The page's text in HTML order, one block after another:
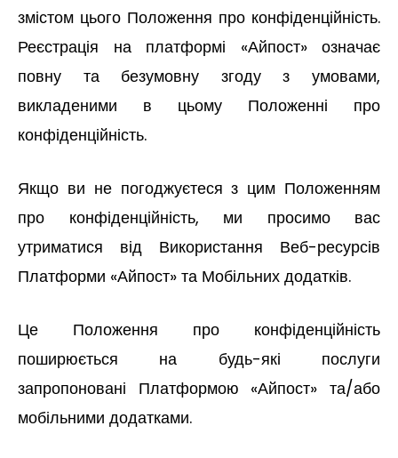
змістом цього Положення про конфіденційність.
Реєстрація на платформі «Айпост» означає
повну та безумовну згоду з умовами,
викладеними в цьому Положенні про
конфіденційність.
Якщо ви не погоджуєтеся з цим Положенням
про конфіденційність, ми просимо вас
утриматися від Використання Веб-ресурсів
Платформи «Айпост» та Мобільних додатків.
Це Положення про конфіденційність
поширюється на будь-які послуги
запропоновані Платформою «Айпост» та/або
мобільними додатками.